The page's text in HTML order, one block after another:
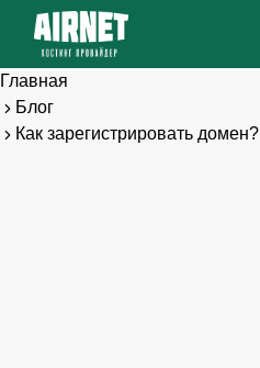
Главная
Блог
Как зарегистрировать домен?